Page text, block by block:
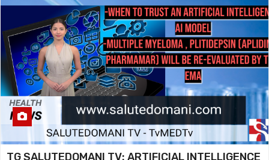
TG SALUTEDOMANI TV: ARTIFICIAL INTELLIGENCE